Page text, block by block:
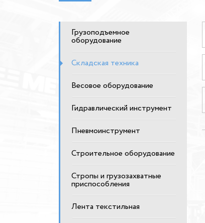
Грузоподъемное
оборудование
Складская техника
Весовое оборудование
Гидравлический инструмент
Пневмоинструмент
Строительное оборудование
Стропы и грузозахватные
приспособления
Лента текстильная